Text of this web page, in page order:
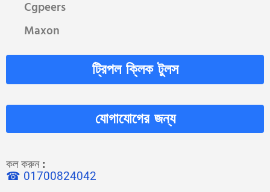
Cgpeers
Maxon
ট্রিপল ক্লিক টুলস
যোগাযোগের জন্য
কল করুন:
☎ 01700824042